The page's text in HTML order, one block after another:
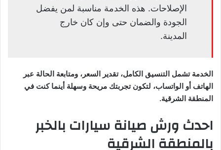
الإصلاحات. هذه الخدمة مناسبة لمن يفضل
الجودة والضمان حتى وإن كان خارج
المدينة.
الخدمة تشمل التنسيق الكامل، تقدير السعر، ومتابعة الحالة عبر
الهاتف أو الواتساب، لتكون تجربتك مريحة وسهلة أينما كنت في
المنطقة الشرقية.
احدث ورش صيانة سيارات بالخبر
بالمنطقة الشرقية